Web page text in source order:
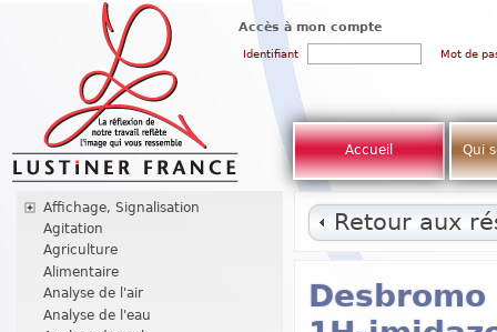
Accès à mon compte
Identifiant Mot de
Accueil Qui
Affichage, Signalisation
Agitation
Agriculture
Alimentaire
Analyse de l'air
Analyse de l'eau
Retour aux